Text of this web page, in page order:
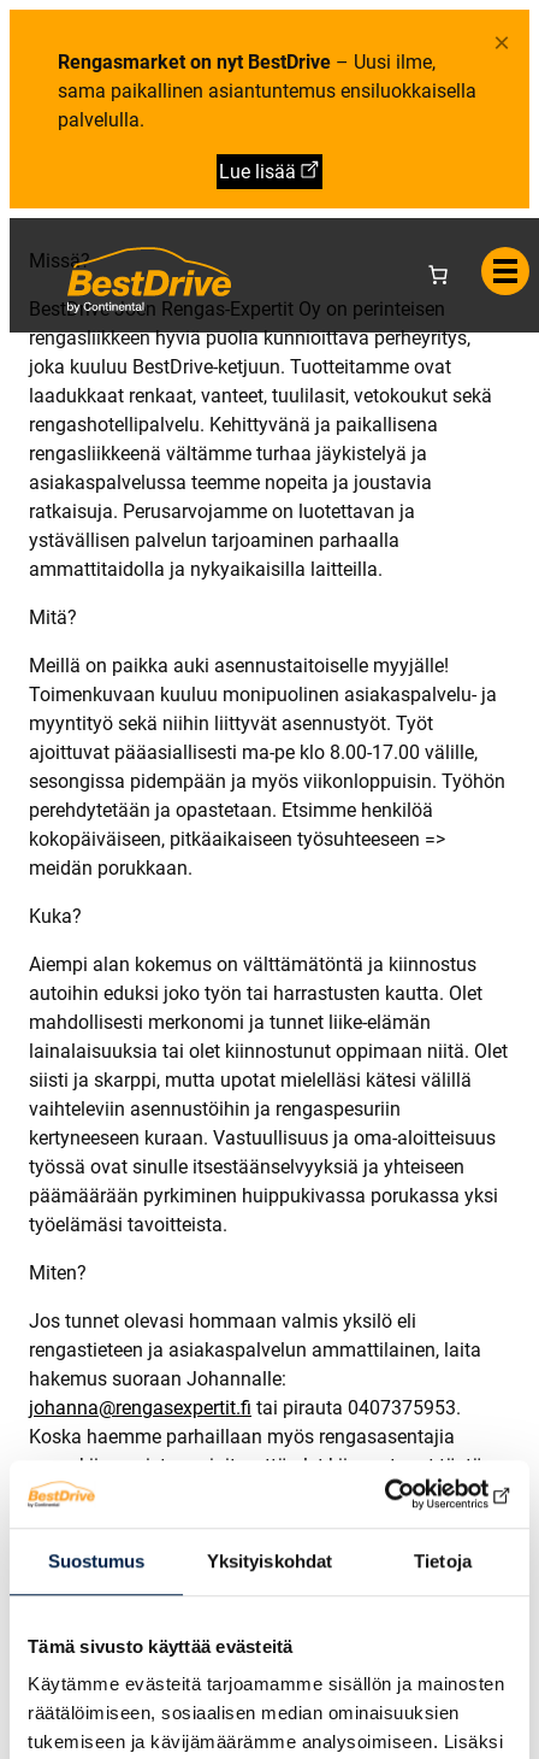
Suostumus Yksityiskohdat Tietoja
Tämä sivusto käyttää evästeitä
Käytämme evästeitä tarjoamamme sisällön ja mainosten
räätälöimiseen, sosiaalisen median ominaisuuksien
tukemiseen ja kävijämäärämme analysoimiseen. Lisäksi
Rengasmarket on nyt BestDrive – Uusi ilme,
sama paikallinen asiantuntemus ensiluokkaisella
palvelulla.
Lue lisää
×
i
t
e
l
u
t
Missä?
BestDrive Joen Rengas-Expertit Oy on perinteisen
rengasliikkeen hyviä puolia kunnioittava perheyritys,
joka kuuluu BestDrive-ketjuun. Tuotteitamme ovat
laadukkaat renkaat, vanteet, tuulilasit, vetokoukut sekä
rengashotellipalvelu. Kehittyvänä ja paikallisena
rengasliikkeenä vältämme turhaa jäykistelyä ja
asiakaspalvelussa teemme nopeita ja joustavia
ratkaisuja. Perusarvojamme on luotettavan ja
ystävällisen palvelun tarjoaminen parhaalla
ammattitaidolla ja nykyaikaisilla laitteilla.
Mitä?
Meillä on paikka auki asennustaitoiselle myyjälle!
Toimenkuvaan kuuluu monipuolinen asiakaspalvelu- ja
myyntityö sekä niihin liittyvät asennustyöt. Työt
ajoittuvat pääasiallisesti ma-pe klo 8.00-17.00 välille,
sesongissa pidempään ja myös viikonloppuisin. Työhön
perehdytetään ja opastetaan. Etsimme henkilöä
kokopäiväiseen, pitkäaikaiseen työsuhteeseen =>
meidän porukkaan.
Kuka?
Aiempi alan kokemus on välttämätöntä ja kiinnostus
autoihin eduksi joko työn tai harrastusten kautta. Olet
mahdollisesti merkonomi ja tunnet liike-elämän
lainalaisuuksia tai olet kiinnostunut oppimaan niitä. Olet
siisti ja skarppi, mutta upotat mielelläsi kätesi välillä
vaihteleviin asennustöihin ja rengaspesuriin
kertyneeseen kuraan. Vastuullisuus ja oma-aloitteisuus
työssä ovat sinulle itsestäänselvyyksiä ja yhteiseen
päämäärään pyrkiminen huippukivassa porukassa yksi
työelämäsi tavoitteista.
Miten?
Jos tunnet olevasi hommaan valmis yksilö eli
rengastieteen ja asiakaspalvelun ammattilainen, laita
hakemus suoraan Johannalle:
johanna@rengasexpertit.fi tai pirauta 0407375953.
Koska haemme parhaillaan myös rengasasentajia
sesonkiin, muista mainita, että olet kiinnostunut tästä
vakituisesta rengasmyyjän tehtävästä.
mestari-kisälli -työvoimakoulutuksen kautta. Koulutus
tapahtuu pääosin oikeassa työympäristössä,
-toimintatavan mukaisesti yrityksen työntekijän
toimiessa työnohjaajana/mestarina. Koulutuksen avulla
on tarkoitus siirtää työtehtävien vaatimaa ammattitaitoa
sekä yrityksen hiljaista tietotaitoa tulevalle, toivottavasti